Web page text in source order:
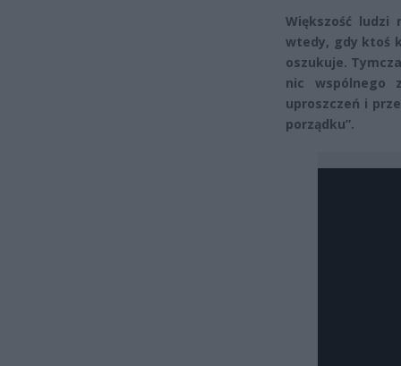
Większość ludzi
wtedy, gdy ktoś
oszukuje.
nic wspólnego
uproszczeń i
porządku”.